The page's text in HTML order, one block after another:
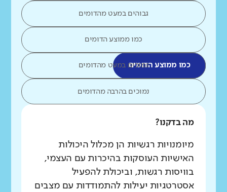
גבוהים במעט מהדומים
כמו ממוצע הדומים
כמו ממוצע הדומיםנמוכים במעט מהדומים
נמוכים בהרבה מהדומים
מה בדקנו?
מיומנויות רגשיות הן מכלול היכולות
האישיות העוסקות בהיכרות עם העצמי,
בוויסות רגשות, וביכולת להפעיל
אסטרטגיות יעילות להתמודדות עם מצבים